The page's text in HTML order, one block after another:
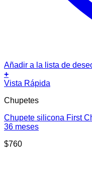
Añadir a la lista de
+
Vista Rápida
Chupetes
Chupete silicona First
36 meses
$760